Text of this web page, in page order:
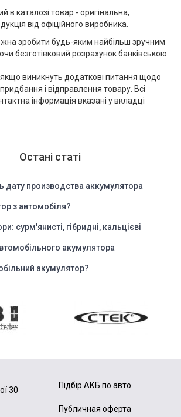
в каталозі товар - оригінальна,
від офіційного виробника.
зробити будь-яким найбільш зручним
безготівковий розрахунок банківською
виникнуть додаткові питання щодо
і відправлення товару. Всі
інформація вказані у вкладці
Остані статі
дату производства аккумулятора
з автомобіля?
сурм'янисті, гібридні, кальцієві
акумулятора
акумулятор?
30
Підбір АКБ по авто
Публичная оферта